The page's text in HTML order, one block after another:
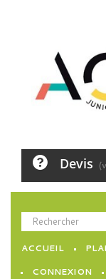
Devis
ACCUEIL
CONNEXION